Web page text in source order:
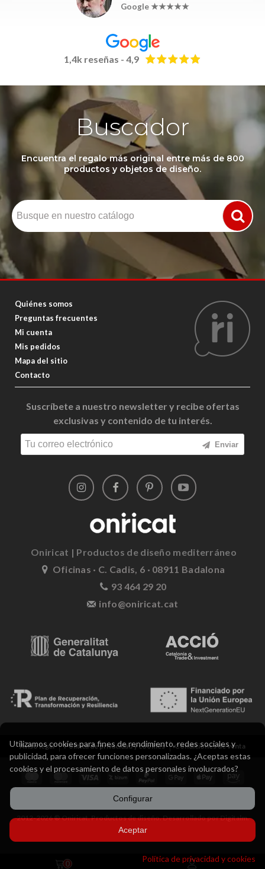
Google ★★★★★
1,4k reseñas - 4,9
Buscador
Encuentra el regalo más original entre más de 800
productos y objetos de diseño.
Quiénes somos
Preguntas frecuentes
Mi cuenta
Mis pedidos
Mapa del sitio
Contacto
Suscríbete a nuestro newsletter y recibe ofertas
exclusivas y contenido de tu interés.
Enviar
Oniricat | Productos de diseño mediterráneo
Oficinas · C. Cadis, 6 · 08911 Badalona
93 464 29 20
info@oniricat.cat
Aviso legal Política de privacidad y cookies Condiciones de venta
2012-2026 ® Oniricat. Productos de diseño. Desarrollado por Digitalm.
0
Utilizamos cookies para fines de rendimiento, redes sociales y
publicidad, para ofrecer funciones personalizadas. ¿Aceptas estas
cookies y el procesamiento de datos personales involucrados?
Configurar
Aceptar
Política de privacidad y cookies